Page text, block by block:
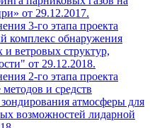
от 29.12.2017.
3-го этапа проекта
комплекс обнаружения
ветровых структур,
от 29.12.2018.
2-го этапа проекта
и средств
атмосферы для
возможностей лидарной